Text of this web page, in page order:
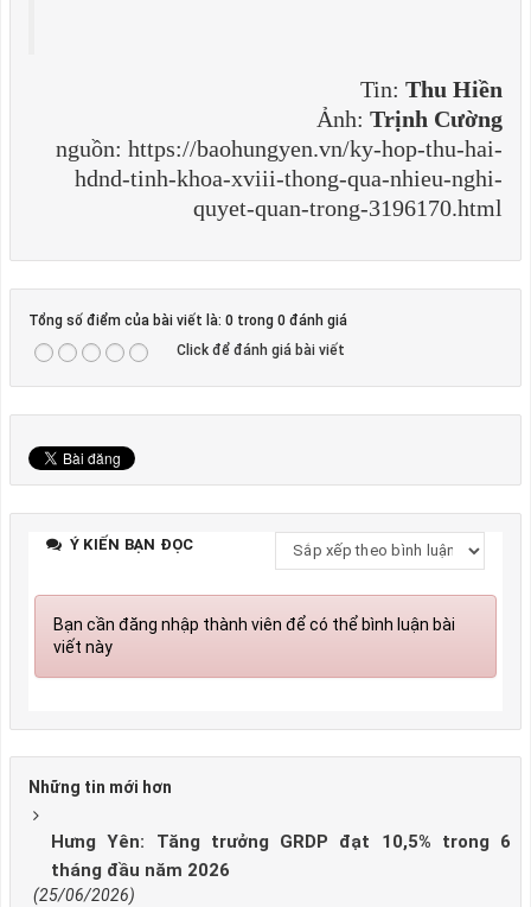
Tin: Thu Hiền
Ảnh: Trịnh Cường
nguồn: https://baohungyen.vn/ky-hop-thu-hai-
hdnd-tinh-khoa-xviii-thong-qua-nhieu-nghi-
quyet-quan-trong-3196170.html
Tổng số điểm của bài viết là: 0 trong 0 đánh giá
Click để đánh giá bài viết
Ý KIẾN BẠN ĐỌC
Bạn cần đăng nhập thành viên để có thể bình luận bài
viết này
Những tin mới hơn
Hưng Yên: Tăng trưởng GRDP đạt 10,5% trong 6
tháng đầu năm 2026
(25/06/2026)